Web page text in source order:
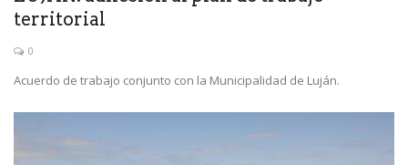
territorial
0
Acuerdo de trabajo conjunto con la Municipalidad de Luján.